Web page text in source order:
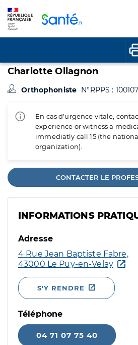
Charlotte Ollagnon
Orthophoniste N°RPPS :
En cas d'urgence vitale,
experience or witness a
immediatly call 15 (the
organization).
CONTACTER LE
INFORMATIONS
Adresse
4 Rue Jean Baptiste Fabre,
43000 Le Puy-en-Velay
S'Y RENDRE
Téléphone
04 71 07 75 40